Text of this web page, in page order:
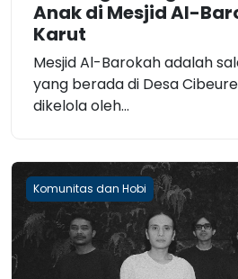
Anak di Mesjid Al-
Karut
Mesjid Al-Barokah adalah
yang berada di Desa
dikelola oleh...
Komunitas dan Hobi